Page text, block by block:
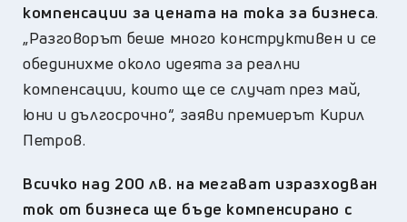
компенсации за цената на тока за бизнеса.
„Разговорът беше много конструктивен и се
обединихме около идеята за реални
компенсации, които ще се случат през май,
юни и дългосрочно“, заяви премиерът Кирил
Петров.
Всичко над 200 лв. на мегават изразходван
ток от бизнеса ще бъде компенсирано с